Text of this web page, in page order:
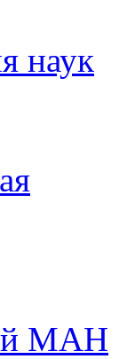
наук
МАН